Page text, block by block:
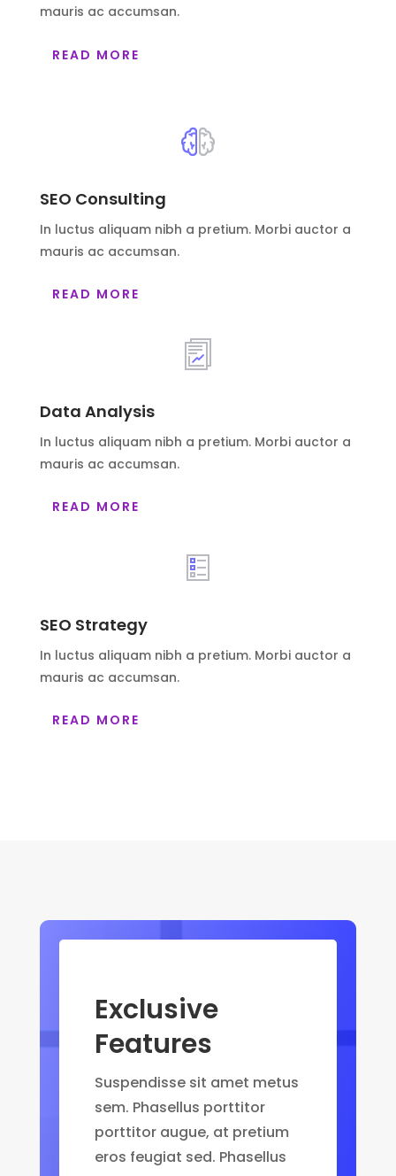
mauris ac accumsan.
READ MORE
SEO Consulting
In luctus aliquam nibh a pretium. Morbi auctor a
mauris ac accumsan.
READ MORE
Data Analysis
In luctus aliquam nibh a pretium. Morbi auctor a
mauris ac accumsan.
READ MORE
SEO Strategy
In luctus aliquam nibh a pretium. Morbi auctor a
mauris ac accumsan.
READ MORE
Exclusive
Features
Suspendisse sit amet metus
sem. Phasellus porttitor
porttitor augue, at pretium
eros feugiat sed. Phasellus